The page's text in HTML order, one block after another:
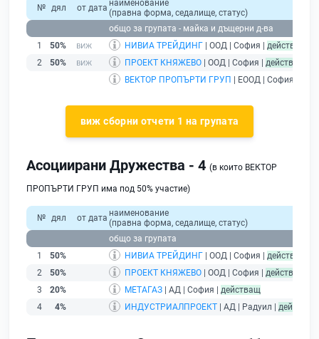
№ дял от дата наименование
(правна форма, седалище, статус)
общо за групата - майка и дъщерни д-ва
1
50% НИВИА ТРЕЙДИНГ | ООД | София | действащ
2
50% ПРОЕКТ КНЯЖЕВО | ООД | София | действащ
ВЕКТОР ПРОПЪРТИ ГРУП
| ЕООД | София |
виж сборни отчети 1 на групата
Асоциирани Дружества - 4 (в които ВЕКТОР
ПРОПЪРТИ ГРУП има под 50% участие)
№ дял от дата наименование
(правна форма, седалище, статус)
общо за групата
1
50% НИВИА ТРЕЙДИНГ | ООД | София | действащ
2
50% ПРОЕКТ КНЯЖЕВО | ООД | София | действащ
3
20% МЕТАГАЗ | АД | София | действащ
4
4% ИНДУСТРИАЛПРОЕКТ | АД | Радуил | действащ